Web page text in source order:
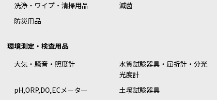
洗浄・ワイプ・清掃用品
滅菌
防災用品
環境測定・検査用品
大気・騒音・照度計
水質試験器具・屈折計・分光
光度計
pH,ORP,DO,ECメーター
土壌試験器具